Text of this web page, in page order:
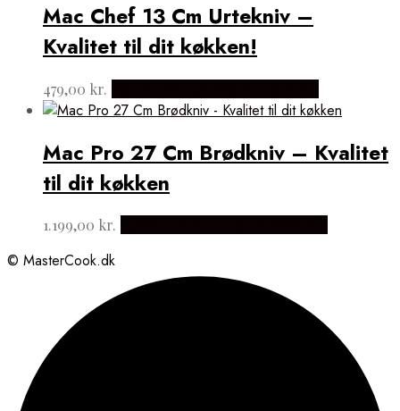
Mac Chef 13 Cm Urtekniv –
Kvalitet til dit køkken!
479,00 kr.
Mac Pro 27 Cm Brødkniv – Kvalitet
til dit køkken
1.199,00 kr.
© MasterCook.dk